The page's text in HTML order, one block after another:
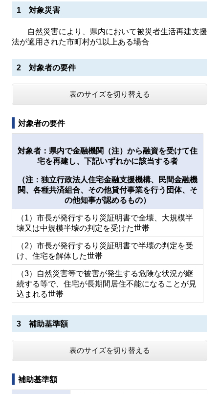
1 対象災害
自然災害により、県内において被災者生活再建支援
法が適用された市町村が1以上ある場合
2 対象者の要件
表のサイズを切り替える
対象者の要件
対象者：県内で金融機関（注）から融資を受けて住
宅を再建し、下記いずれかに該当する者
（注：独立行政法人住宅金融支援機構、民間金融機
関、各種共済組合、その他貸付事業を行う団体、そ
の他知事が認めるもの）
（1）市長が発行するり災証明書で全壊、大規模半
壊又は中規模半壊の判定を受けた世帯
（2）市長が発行するり災証明書で半壊の判定を受
け、住宅を解体した世帯
（3）自然災害等で被害が発生する危険な状況が継
続する等で、住宅が長期間居住不能になることが見
込まれる世帯
3 補助基準額
表のサイズを切り替える
補助基準額